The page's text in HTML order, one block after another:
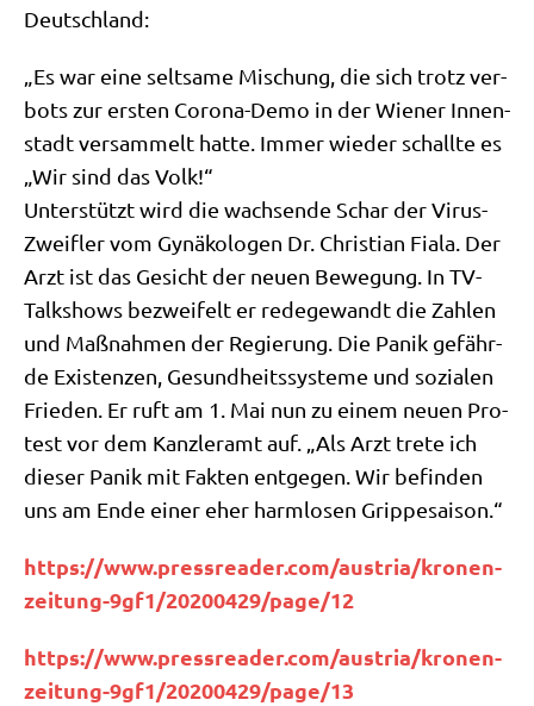
Deutschland:
„Es war eine selt­sa­me Mischung, die sich trotz ver­
bots zur ersten Coro­na-Demo in der Wie­ner Innen­
stadt ver­sam­melt hat­te. Immer wie­der schall­te es
„Wir sind das Volk!“
Unter­stützt wird die wach­sen­de Schar der Virus-
Zweif­ler vom Gynä­ko­lo­gen Dr. Chri­sti­an Fia­la. Der
Arzt ist das Gesicht der neu­en Bewe­gung. In TV-
Talk­shows bezwei­felt er rede­ge­wandt die Zah­len
und Maß­nah­men der Regie­rung. Die Panik gefähr­
de Exi­sten­zen, Gesund­heits­sy­ste­me und sozia­len
Frie­den. Er ruft am 1. Mai nun zu einem neu­en Pro­
test vor dem Kanz­ler­amt auf. „Als Arzt tre­te ich
die­ser Panik mit Fak­ten ent­ge­gen. Wir befin­den
uns am Ende einer eher harm­lo­sen Grippesaison.“
https://​www​.press​rea​der​.com/​a​u​s​t​r​i​a​/​k​r​o​n​e​n​-​
z​e​i​t​u​n​g​-​9​g​f​1​/​2​0​2​0​0​4​2​9​/​p​a​g​e​/12
https://​www​.press​rea​der​.com/​a​u​s​t​r​i​a​/​k​r​o​n​e​n​-​
z​e​i​t​u​n​g​-​9​g​f​1​/​2​0​2​0​0​4​2​9​/​p​a​g​e​/13